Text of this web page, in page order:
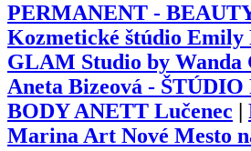
PERMANENT -
Kozmetické štúdio Emily
GLAM Studio by Wanda
Aneta Bizeová -
BODY ANETT Lučenec
Marina Art Nové Mesto